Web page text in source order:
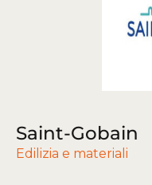
Saint-Gobain
Edilizia e materiali